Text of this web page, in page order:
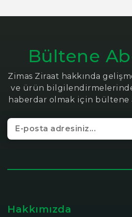
Bültene
Zimas Ziraat hakkında
ve ürün
haberdar olmak için bültene
Hakkımızda